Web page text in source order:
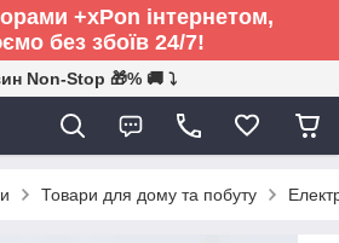
+xPon інтернетом,
без збоїв 24/7!
Non-Stop 🎁% 🚚 ⤵
Товари для дому та побуту